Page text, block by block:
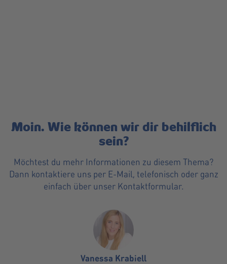
Moin. Wie können wir dir behilflich
sein?
Möchtest du mehr Informationen zu diesem Thema?
Dann kontaktiere uns per E-Mail, telefonisch oder ganz
einfach über unser Kontaktformular.
Vanessa Krabiell